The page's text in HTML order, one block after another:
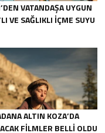
VATANDAŞA UYGUN
VE SAĞLIKLI IÇME SUYU
ALTIN KOZA’DA
FILMLER BELLI OLDU